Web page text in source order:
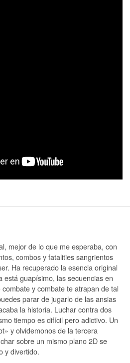
mejor de lo que me esperaba, con
combos y fatalities sangrientos
Ha recuperado la esencia original
está guapísimo, las secuencias en
y combate te atrapan de tal
parar de jugarlo de las ansias
la historia. Luchar contra dos
tiempo es difícil pero adictivo. Un
y olvidemonos de la tercera
sobre un mismo plano 2D se
y divertido.